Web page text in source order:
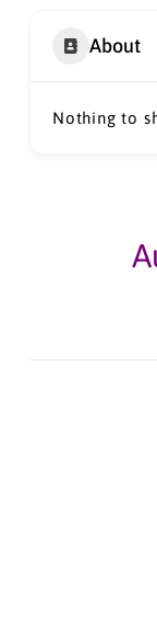
About
Nothing to